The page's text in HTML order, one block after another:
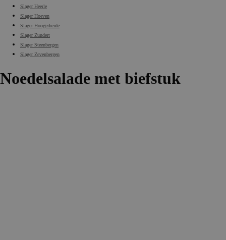
Slager Heerle
Slager Hoeven
Slager Hoogerheide
Slager Zundert
Slager Steenbergen
Slager Zevenbergen
Noedelsalade met biefstuk